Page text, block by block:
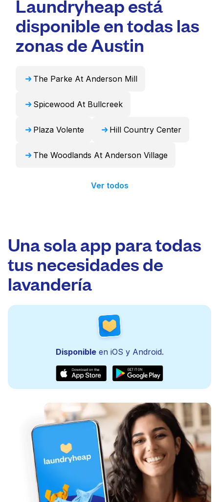
opción más conveniente y que ahorra tiempo.
artículos voluminosos como edredones,
mantas y cortinas. Como alternativa,
Laundryheap puede encargarse de estos
artículos de forma profesional y devolverlos
Laundryheap está
disponible en todas las
zonas de Austin
The Parke At Anderson Mill
Spicewood At Bullcreek
Plaza Volente Hill Country Center
The Woodlands At Anderson Village
Ver todos
Una sola app para todas
tus necesidades de
lavandería
Disponibleen iOS y Android.